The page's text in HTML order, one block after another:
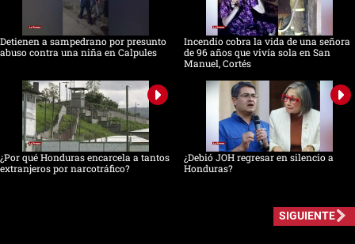
Detienen a sampedrano por presunto
abuso contra una niña en Calpules
Incendio cobra la vida de una señora
de 96 años que vivía sola en San
Manuel, Cortés
¿Por qué Honduras encarcela a tantos
extranjeros por narcotráfico?
¿Debió JOH regresar en silencio a
Honduras?
SIGUIENTE